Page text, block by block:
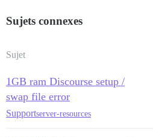
Sujets connexes
Sujet
1GB ram Discourse setup /
swap file error
Supportserver-resources